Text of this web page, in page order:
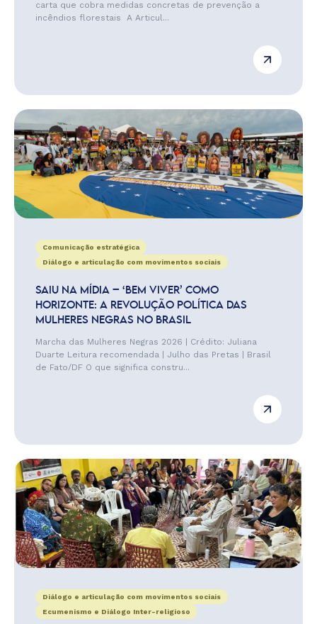
carta que cobra medidas concretas de prevenção a
incêndios florestais A Articul...
Comunicação estratégica
Diálogo e articulação com movimentos sociais
SAIU NA MÍDIA – ‘BEM VIVER’ COMO
HORIZONTE: A REVOLUÇÃO POLÍTICA DAS
MULHERES NEGRAS NO BRASIL
Marcha das Mulheres Negras 2026 | Crédito: Juliana
Duarte Leitura recomendada | Julho das Pretas | Brasil
de Fato/DF O que significa constru...
Diálogo e articulação com movimentos sociais
Ecumenismo e Diálogo Inter-religioso